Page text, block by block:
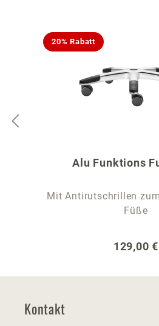
20% Rabatt
Alu Funktions
Mit Antirutschrillen
Füße
129,00 €
Kontakt